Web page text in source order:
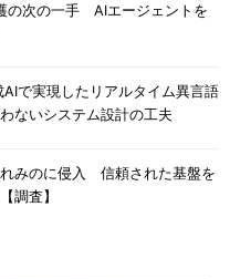
の次の一手 AIエージェントを
AIで実現したリアルタイム異言語
ないシステム設計の工夫
れみのに侵入 信頼された基盤を
調査】